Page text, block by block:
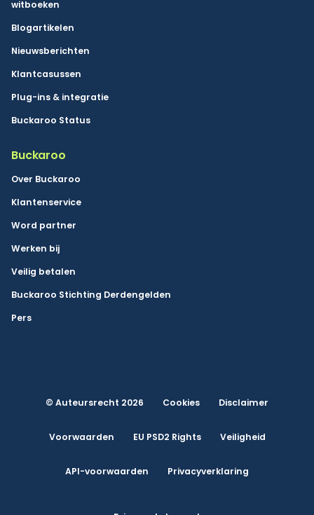
witboeken
Blogartikelen
Nieuwsberichten
Klantcasussen
Plug-ins & integratie
Buckaroo Status
Buckaroo
Over Buckaroo
Klantenservice
Word partner
Werken bij
Veilig betalen
Buckaroo Stichting Derdengelden
Pers
© Auteursrecht 2026 Cookies Disclaimer
Voorwaarden EU PSD2 Rights Veiligheid
API-voorwaarden Privacyverklaring